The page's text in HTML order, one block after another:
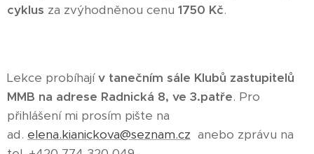
cyklus za zvýhodněnou cenu 1750 Kč.
Lekce probíhajív tanečním sále Klubů zastupitelů
MMB na adrese Radnická 8, ve 3.patře. Pro
přihlášení mi prosím pište na
ad. elena.kianickova@seznam.cz anebo zprávu na